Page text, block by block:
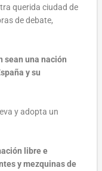
querida ciudad de
de debate,
sean una nación
y su
y adopta un
libre e
y mezquinas de